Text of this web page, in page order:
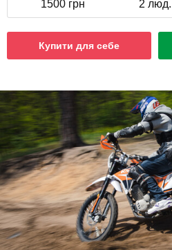
1500 грн 2 люд.
Купити для себе